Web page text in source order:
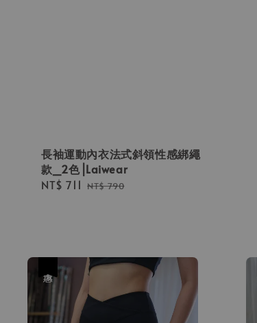
長袖運動內衣法式斜領性感綁繩
款_2色⎟Laiwear
Sale
NT$ 711 Regular
NT$ 790